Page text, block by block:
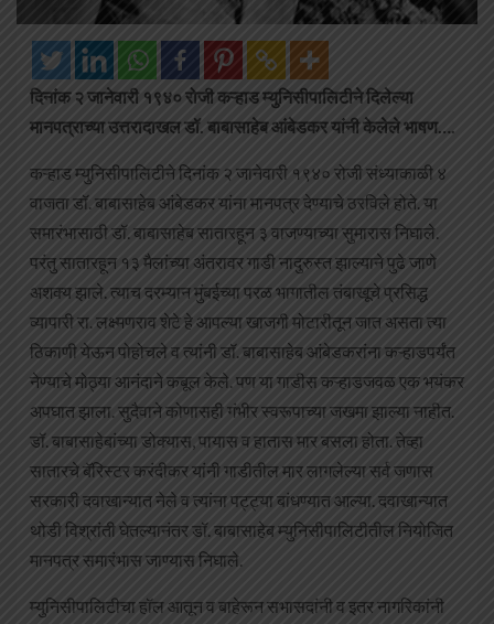
दिनांक २ जानेवारी १९४० रोजी कऱ्हाड म्युनिसीपालिटीने दिलेल्या
मानपत्राच्या उत्तरादाखल डॉ. बाबासाहेब आंबेडकर यांनी केलेले भाषण….
कऱ्हाड म्युनिसीपालिटीने दिनांक २ जानेवारी १९४० रोजी संध्याकाळी ४
वाजता डॉ. बाबासाहेब आंबेडकर यांना मानपत्र देण्याचे ठरविले होते. या
समारंभासाठी डॉ. बाबासाहेब सातारहून ३ वाजण्याच्या सुमारास निघाले.
परंतु सातारहून १३ मैलांच्या अंतरावर गाडी नादुरुस्त झाल्याने पुढे जाणे
अशक्य झाले. त्याच दरम्यान मुंबईच्या परळ भागातील तंबाखूचे प्रसिद्ध
व्यापारी रा. लक्ष्मणराव शेटे हे आपल्या खाजगी मोटारीतून जात असता त्या
ठिकाणी येऊन पोहोचले व त्यांनी डॉ. बाबासाहेब आंबेडकरांना कऱ्हाडपर्यंत
नेण्याचे मोठ्या आनंदाने कबूल केले. पण या गाडीस कऱ्हाडजवळ एक भयंकर
अपघात झाला. सुदैवाने कोणासही गंभीर स्वरूपाच्या जखमा झाल्या नाहीत.
डॉ. बाबासाहेबांच्या डोक्यास, पायास व हातास मार बसला होता. तेव्हा
सातारचे बॅरिस्टर करंदीकर यांनी गाडीतील मार लागलेल्या सर्व जणास
सरकारी दवाखान्यात नेले व त्यांना पट्ट्या बांधण्यात आल्या. दवाखान्यात
थोडी विश्रांती घेतल्यानंतर डॉ. बाबासाहेब म्युनिसीपालिटीतील नियोजित
मानपत्र समारंभास जाण्यास निघाले.
म्युनिसीपालिटीचा हॉल आतून व बाहेरून सभासदांनी व इतर नागरिकांनी